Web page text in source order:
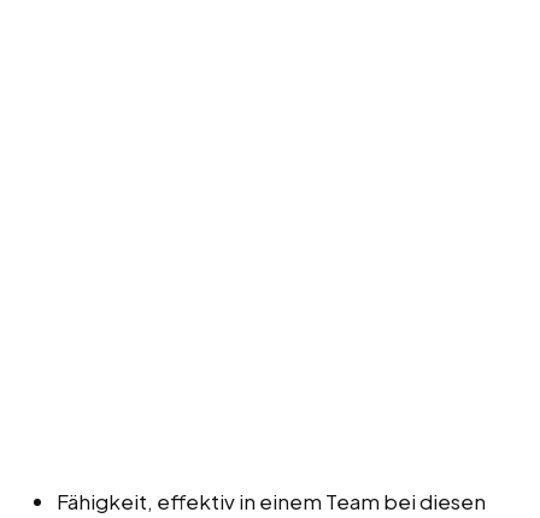
Fähigkeit, effektiv in einem Team bei diesen